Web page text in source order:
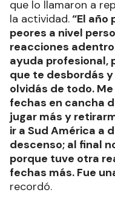
que lo llamaron a
la actividad.“El año
peores a nivel
reacciones
ayuda profesional,
que te desbordás
olvidás de todo.
fechas en cancha
jugar más y
ir a Sud América a
descenso; al final
porque tuve otra
fechas más. Fue
recordó.